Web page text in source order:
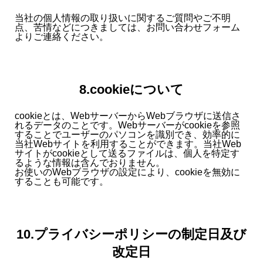
当社の個人情報の取り扱いに関するご質問やご不明
点、苦情などにつきましては、お問い合わせフォーム
よりご連絡ください。
8.cookieについて
cookieとは、WebサーバーからWebブラウザに送信さ
れるデータのことです。Webサーバーがcookieを参照
することでユーザーのパソコンを識別でき、効率的に
当社Webサイトを利用することができます。当社Web
サイトがcookieとして送るファイルは、個人を特定す
るような情報は含んでおりません。
お使いのWebブラウザの設定により、cookieを無効に
することも可能です。
10.プライバシーポリシーの制定日及び
改定日